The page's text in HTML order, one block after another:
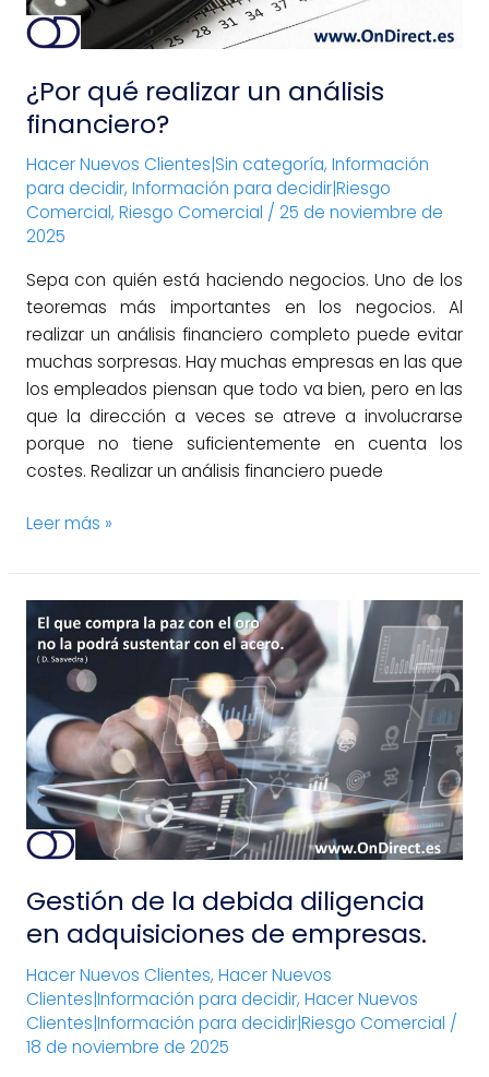
¿Por qué realizar un análisis
financiero?
Hacer Nuevos Clientes|Sin categoría, Información
para decidir, Información para decidir|Riesgo
Comercial, Riesgo Comercial / 25 de noviembre de
2025
Sepa con quién está haciendo negocios. Uno de los
teoremas más importantes en los negocios. Al
realizar un análisis financiero completo puede evitar
muchas sorpresas. Hay muchas empresas en las que
los empleados piensan que todo va bien, pero en las
que la dirección a veces se atreve a involucrarse
porque no tiene suficientemente en cuenta los
costes. Realizar un análisis financiero puede
Leer más »
Gestión de la debida diligencia
en adquisiciones de empresas.
Hacer Nuevos Clientes, Hacer Nuevos
Clientes|Información para decidir, Hacer Nuevos
Clientes|Información para decidir|Riesgo Comercial /
18 de noviembre de 2025
Gestión
de
la
debida
diligencia
en
adquisiciones
de
empresas.